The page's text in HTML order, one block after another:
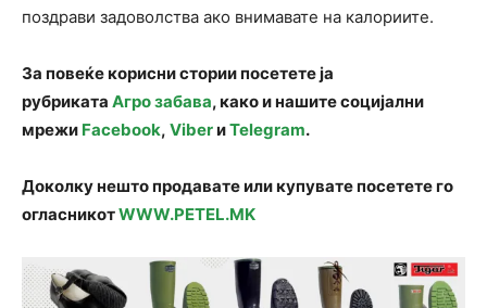
поздрави задоволства ако внимавате на калориите.
За повеќе корисни стории посетете ја
рубриката Агро забава, како и нашите социјални
мрежи Facebook, ViberиTelegram.
Доколку нешто продавате или купувате посетете го
огласникотWWW.PETEL.MK